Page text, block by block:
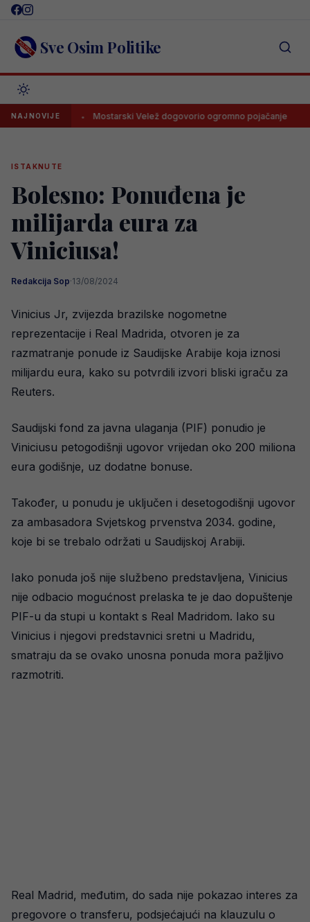
Skip
content Sve Osim Politike
NAJNOVIJEMostarski Velež dogovorio ogromno pojačanje
ISTAKNUTE
Bolesno: Ponuđena je
milijarda eura za
Viniciusa!
Redakcija Sop·13/08/2024
Vinicius Jr, zvijezda brazilske nogometne
reprezentacije i Real Madrida, otvoren je za
razmatranje ponude iz Saudijske Arabije koja iznosi
milijardu eura, kako su potvrdili izvori bliski igraču za
Reuters.
Saudijski fond za javna ulaganja (PIF) ponudio je
Viniciusu petogodišnji ugovor vrijedan oko 200 miliona
eura godišnje, uz dodatne bonuse.
Također, u ponudu je uključen i desetogodišnji ugovor
za ambasadora Svjetskog prvenstva 2034. godine,
koje bi se trebalo održati u Saudijskoj Arabiji.
Iako ponuda još nije službeno predstavljena, Vinicius
nije odbacio mogućnost prelaska te je dao dopuštenje
PIF-u da stupi u kontakt s Real Madridom. Iako su
Vinicius i njegovi predstavnici sretni u Madridu,
smatraju da se ovako unosna ponuda mora pažljivo
razmotriti.
Real Madrid, međutim, do sada nije pokazao interes za
pregovore o transferu, podsjećajući na klauzulu o